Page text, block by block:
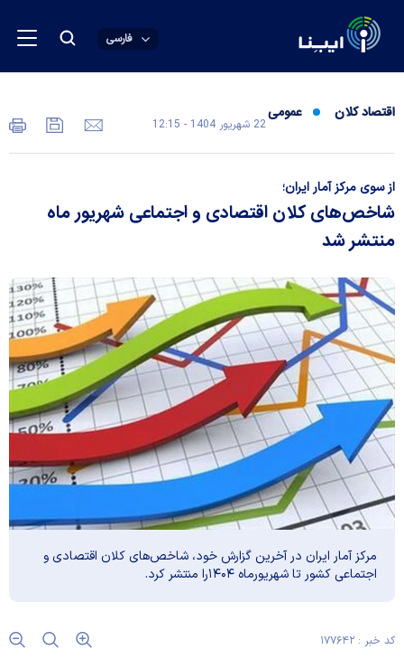
فارسی
اقتصاد کلان عمومی
22 شهريور 1404 - 12:15
از سوی مرکز آمار ایران؛
شاخص‌های کلان اقتصادی و اجتماعی شهریور ماه
منتشر شد
مرکز آمار ایران در آخرین گزارش خود، شاخص‌­های کلان اقتصادی و
اجتماعی کشور تا شهریور­ماه ۱۴۰۴را منتشر کرد.
کد خبر : ۱۷۷۶۴۲